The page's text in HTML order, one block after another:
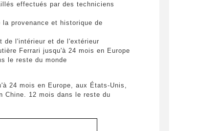
eget
eget
eget
effectués par des techniciens
provenance et historique de
de l'intérieur et de l'extérieur
Ferrari jusqu'à 24 mois en Europe
le reste du monde
24 mois en Europe, aux États-Unis,
Chine. 12 mois dans le reste du